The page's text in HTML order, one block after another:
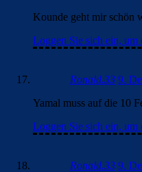
Kounde geht mir schön
Loggen Sie sich ein, um
Ronald.33 9.
Yamal muss auf die 10
Loggen Sie sich ein, um
Ronald.33 9.